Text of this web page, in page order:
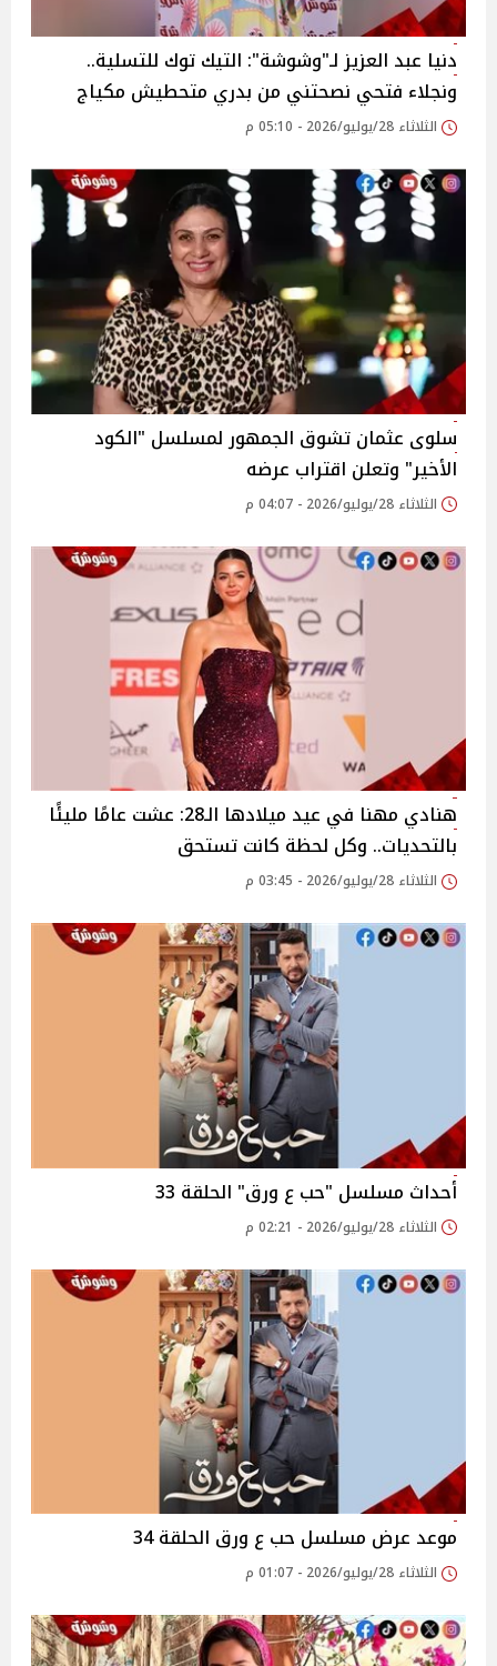
دنيا عبد العزيز لـ"وشوشة": التيك توك للتسلية..
ونجلاء فتحي نصحتني من بدري متحطيش مكياج
الثلاثاء 28/يوليو/2026 - 05:10 م
سلوى عثمان تشوق الجمهور لمسلسل "الكود
الأخير" وتعلن اقتراب عرضه
الثلاثاء 28/يوليو/2026 - 04:07 م
هنادي مهنا في عيد ميلادها الـ28: عشت عامًا مليئًا
بالتحديات.. وكل لحظة كانت تستحق
الثلاثاء 28/يوليو/2026 - 03:45 م
أحداث مسلسل "حب ع ورق" الحلقة 33
الثلاثاء 28/يوليو/2026 - 02:21 م
موعد عرض مسلسل حب ع ورق الحلقة 34
الثلاثاء 28/يوليو/2026 - 01:07 م